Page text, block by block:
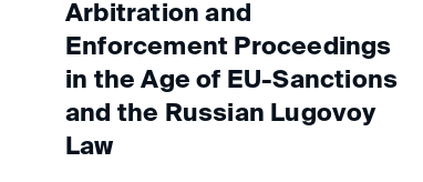
Arbitration and
Enforcement Proceedings
in the Age of EU-Sanctions
and the Russian Lugovoy
Law